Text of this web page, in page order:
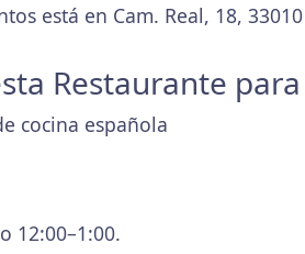
está en Cam. Real, 18,
Restaurante
cocina española
12:00–1:00.